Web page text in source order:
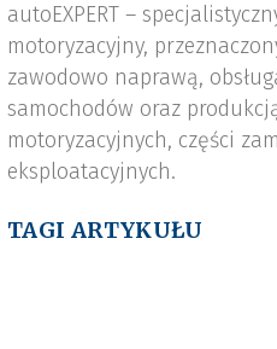
autoEXPERT –
motoryzacyjny,
zawodowo naprawą,
samochodów oraz
motoryzacyjnych, części
eksploatacyjnych.
TAGI ARTYKUŁU